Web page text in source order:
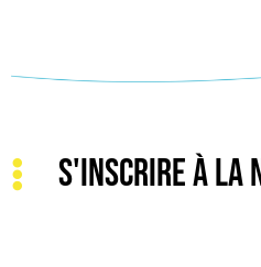
S'INSCRIRE À LA